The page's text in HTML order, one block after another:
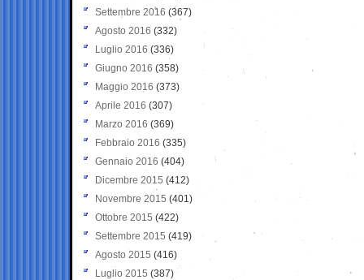
Settembre 2016 (367)
Agosto 2016 (332)
Luglio 2016 (336)
Giugno 2016 (358)
Maggio 2016 (373)
Aprile 2016 (307)
Marzo 2016 (369)
Febbraio 2016 (335)
Gennaio 2016 (404)
Dicembre 2015 (412)
Novembre 2015 (401)
Ottobre 2015 (422)
Settembre 2015 (419)
Agosto 2015 (416)
Luglio 2015 (387)